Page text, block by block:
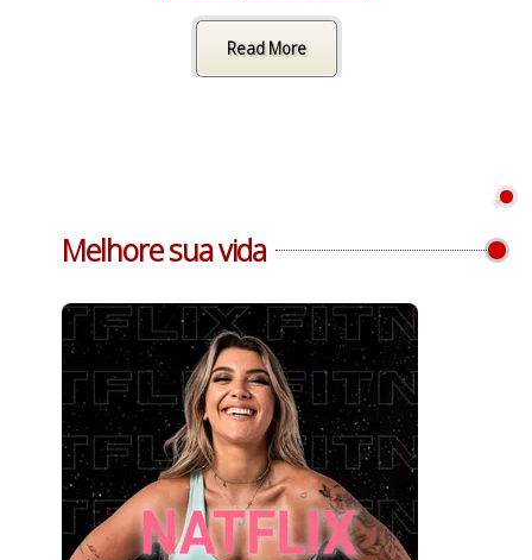
Read More
Melhore sua vida